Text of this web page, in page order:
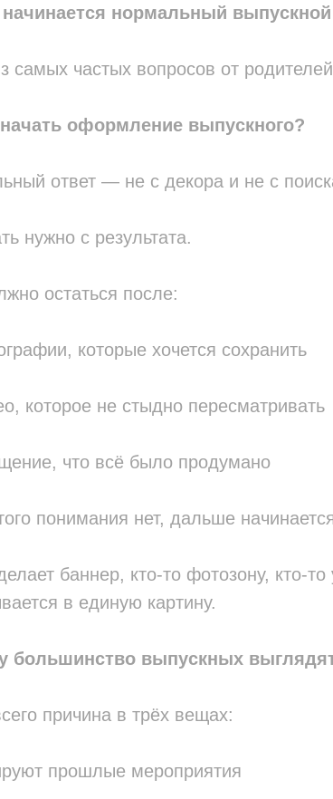
начинается нормальный выпускной
самых частых вопросов от
начать оформление выпускного?
ответ — не с декора и не с
нужно с результата.
остаться после:
которые хочется сохранить
которое не стыдно пересматривать
что всё было продумано
понимания нет, дальше
баннер, кто-то фотозону, кто-
в единую картину.
большинство выпускных
причина в трёх вещах:
прошлые мероприятия